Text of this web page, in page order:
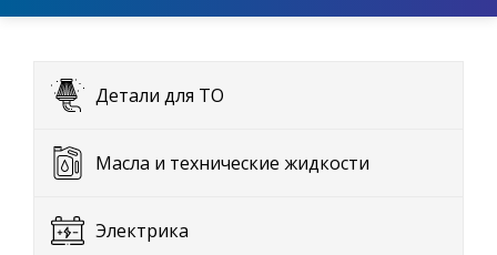
Детали для ТО
Масла и технические жидкости
Электрика